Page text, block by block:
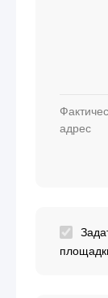
адрес